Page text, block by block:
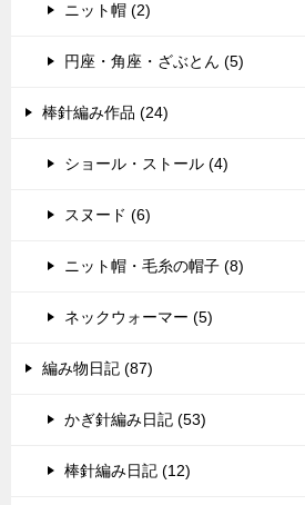
ニット帽 (2)
円座・角座・ざぶとん (5)
棒針編み作品 (24)
ショール・ストール (4)
スヌード (6)
ニット帽・毛糸の帽子 (8)
ネックウォーマー (5)
編み物日記 (87)
かぎ針編み日記 (53)
棒針編み日記 (12)